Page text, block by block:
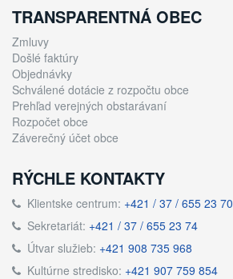
TRANSPARENTNÁ OBEC
Zmluvy
Došlé faktúry
Objednávky
Schválené dotácie z rozpočtu obce
Prehľad verejných obstarávaní
Rozpočet obce
Záverečný účet obce
RÝCHLE KONTAKTY
Klientske centrum: +421 / 37 / 655 23 70
Sekretariát: +421 / 37 / 655 23 74
Útvar služieb: +421 908 735 968
Kultúrne stredisko: +421 907 759 854